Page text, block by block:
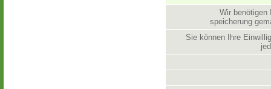
Wir benötigen
speicherung
Sie können Ihre